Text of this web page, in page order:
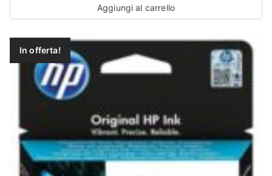
Aggiungi al carrello
In offerta!